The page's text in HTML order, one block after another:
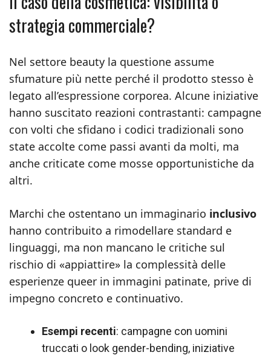
strategia commerciale?
Nel settore beauty la questione assume
sfumature più nette perché il prodotto stesso è
legato all’espressione corporea. Alcune iniziative
hanno suscitato reazioni contrastanti: campagne
con volti che sfidano i codici tradizionali sono
state accolte come passi avanti da molti, ma
anche criticate come mosse opportunistiche da
altri.
Marchi che ostentano un immaginario inclusivo
hanno contribuito a rimodellare standard e
linguaggi, ma non mancano le critiche sul
rischio di «appiattire» la complessità delle
esperienze queer in immagini patinate, prive di
impegno concreto e continuativo.
Esempi recenti: campagne con uomini
truccati o look gender-bending, iniziative